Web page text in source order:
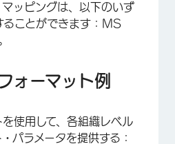
マッピングは、以下のいず
ることができます：MS
ォーマット例
使用して、各組織レベル
パラメータを提供する：